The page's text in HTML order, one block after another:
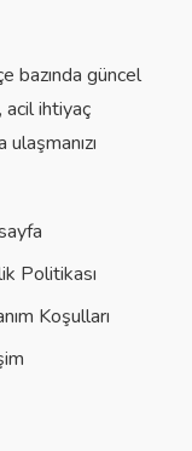
bazında güncel
acil ihtiyaç
Politikası
Koşulları